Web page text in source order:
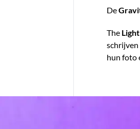
De
The
hun foto